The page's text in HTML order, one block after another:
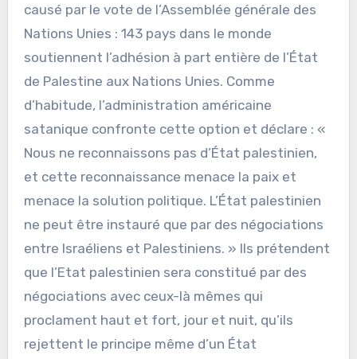
causé par le vote de l’Assemblée générale des
Nations Unies : 143 pays dans le monde
soutiennent l’adhésion à part entière de l’État
de Palestine aux Nations Unies. Comme
d’habitude, l’administration américaine
satanique confronte cette option et déclare : «
Nous ne reconnaissons pas d’État palestinien,
et cette reconnaissance menace la paix et
menace la solution politique. L’État palestinien
ne peut être instauré que par des négociations
entre Israéliens et Palestiniens. » Ils prétendent
que l’Etat palestinien sera constitué par des
négociations avec ceux-là mêmes qui
proclament haut et fort, jour et nuit, qu’ils
rejettent le principe même d’un État